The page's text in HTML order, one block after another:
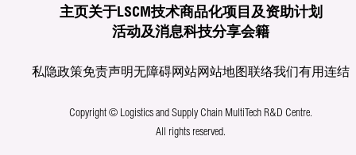
主页关于LSCM技术商品化项目及资助计划
活动及消息科技分享会籍
私隐政策免责声明无障碍网站网站地图联络我们有用连结
Copyright © Logistics and Supply Chain MultiTech R&D Centre.
All rights reserved.